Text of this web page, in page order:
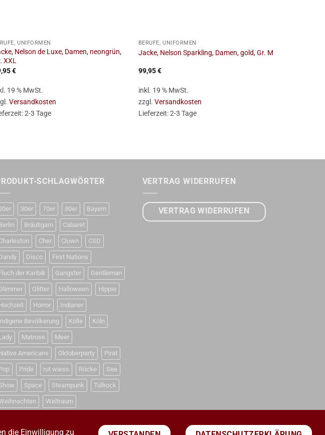
UNIFORMEN
Nelson de Luxe, Damen, neongrün,
XXL
€
19 % MwSt.
Versandkosten
2-3 Tage
BERUFE, UNIFORMEN
Jacke, Nelson Sparkling, Damen, gold, Gr. M
99,95€
inkl. 19 % MwSt.
zzgl. Versandkosten
Lieferzeit:2-3 Tage
SCHLAGWÖRTER
30er 70er 80er Bayern
Bräutigam Cabaret
Cher Clown CSD
Disco First Nations
der Karibik Gangster Gentleman
Glitter Halloween Hippie
Horror Indianer
Bevölkerung Kölle Köln
Matrose Meer
Americans Oktoberparty Pirat
Pride rut wiess Röcke See
Space Steampunk Tüllrock
Weltraum
VERTRAG WIDERRUFEN
VERTRAG WIDERRUFEN
die Einwilligung zu